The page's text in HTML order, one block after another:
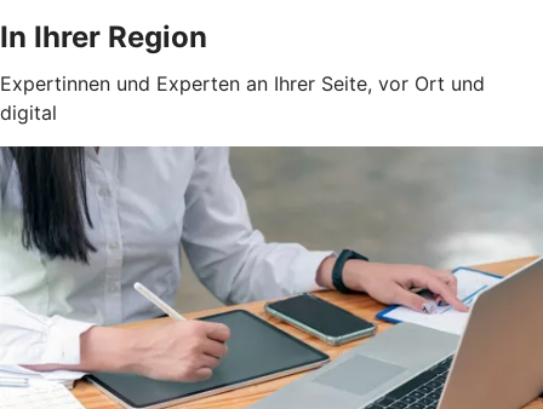
In Ihrer Region
Expertinnen und Experten an Ihrer Seite, vor Ort und
digital